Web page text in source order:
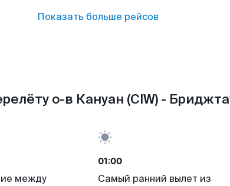
Показать больше рейсов
о-в Кануан (CIW) -
между
01:00
Самый ранний вылет из